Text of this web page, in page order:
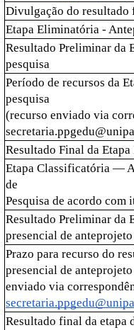
Divulgação do resultado
Etapa Eliminatória -
Resultado Preliminar
pesquisa
Período de recursos da
pesquisa
(recurso enviado via
Resultado Final da
Etapa Classificatória —
de
Pesquisa de acordo com
Resultado Preliminar
presencial de
Prazo para recurso do
presencial de
Resultado final da etapa